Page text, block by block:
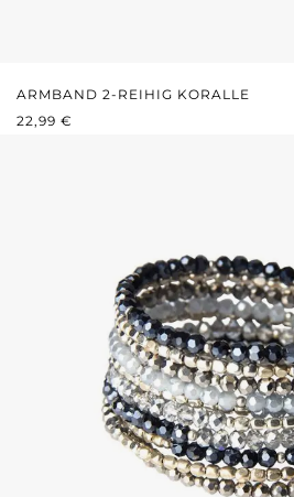
ARMBAND 2-REIHIG KORALLE
REGULÄRER PREIS:
22,99 €